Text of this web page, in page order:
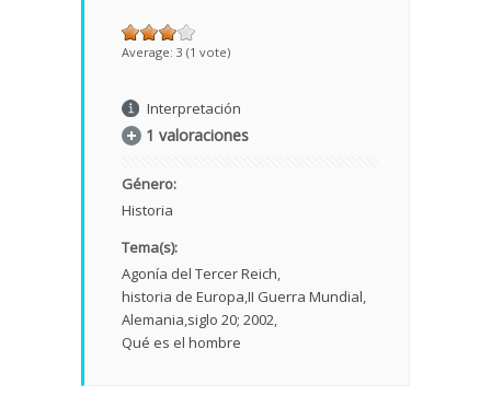
Average: 3 (1 vote)
Interpretación
1 valoraciones
Género:
Historia
Tema(s):
Agonía del Tercer Reich
historia de Europa II Guerra Mundial
Alemania siglo 20; 2002
Qué es el hombre